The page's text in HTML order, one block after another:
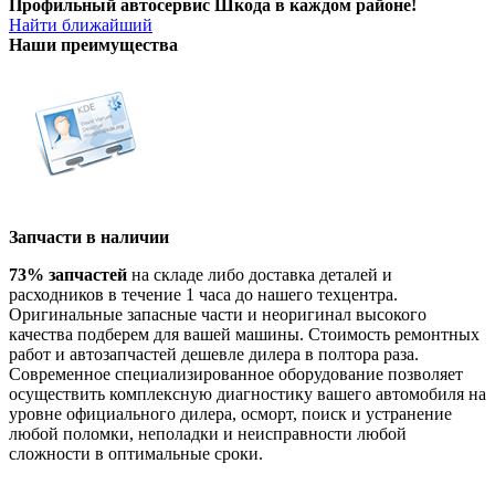
Профильный автосервис Шкода в каждом районе!
Найти ближайший
Наши преимущества
Запчасти в наличии
73% запчастей на складе либо доставка деталей и
расходников в течение 1 часа до нашего техцентра.
Оригинальные запасные части и неоригинал высокого
качества подберем для вашей машины. Стоимость ремонтных
работ и автозапчастей дешевле дилера в полтора раза.
Современное специализированное оборудование позволяет
осуществить комплексную диагностику вашего автомобиля на
уровне официального дилера, осморт, поиск и устранение
любой поломки, неполадки и неисправности любой
сложности в оптимальные сроки.